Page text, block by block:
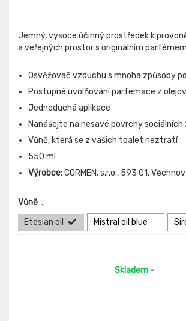
Jemný, vysoce účinný prostředek k
a veřejných prostor s originálním
Osvěžovač vzduchu s mnoha způsoby
Postupné uvolňování parfemace z
Jednoduchá aplikace
Nanášejte na nesavé povrchy sociálních
Vůně, která se z vašich toalet neztratí
550 ml
Výrobce:CORMEN, s.r.o., 593 01,
Vůně :
Etesian oil
Mistral oil blue
Skladem -